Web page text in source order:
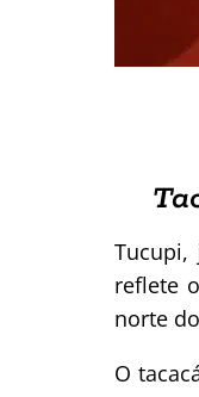
reflete
norte
O